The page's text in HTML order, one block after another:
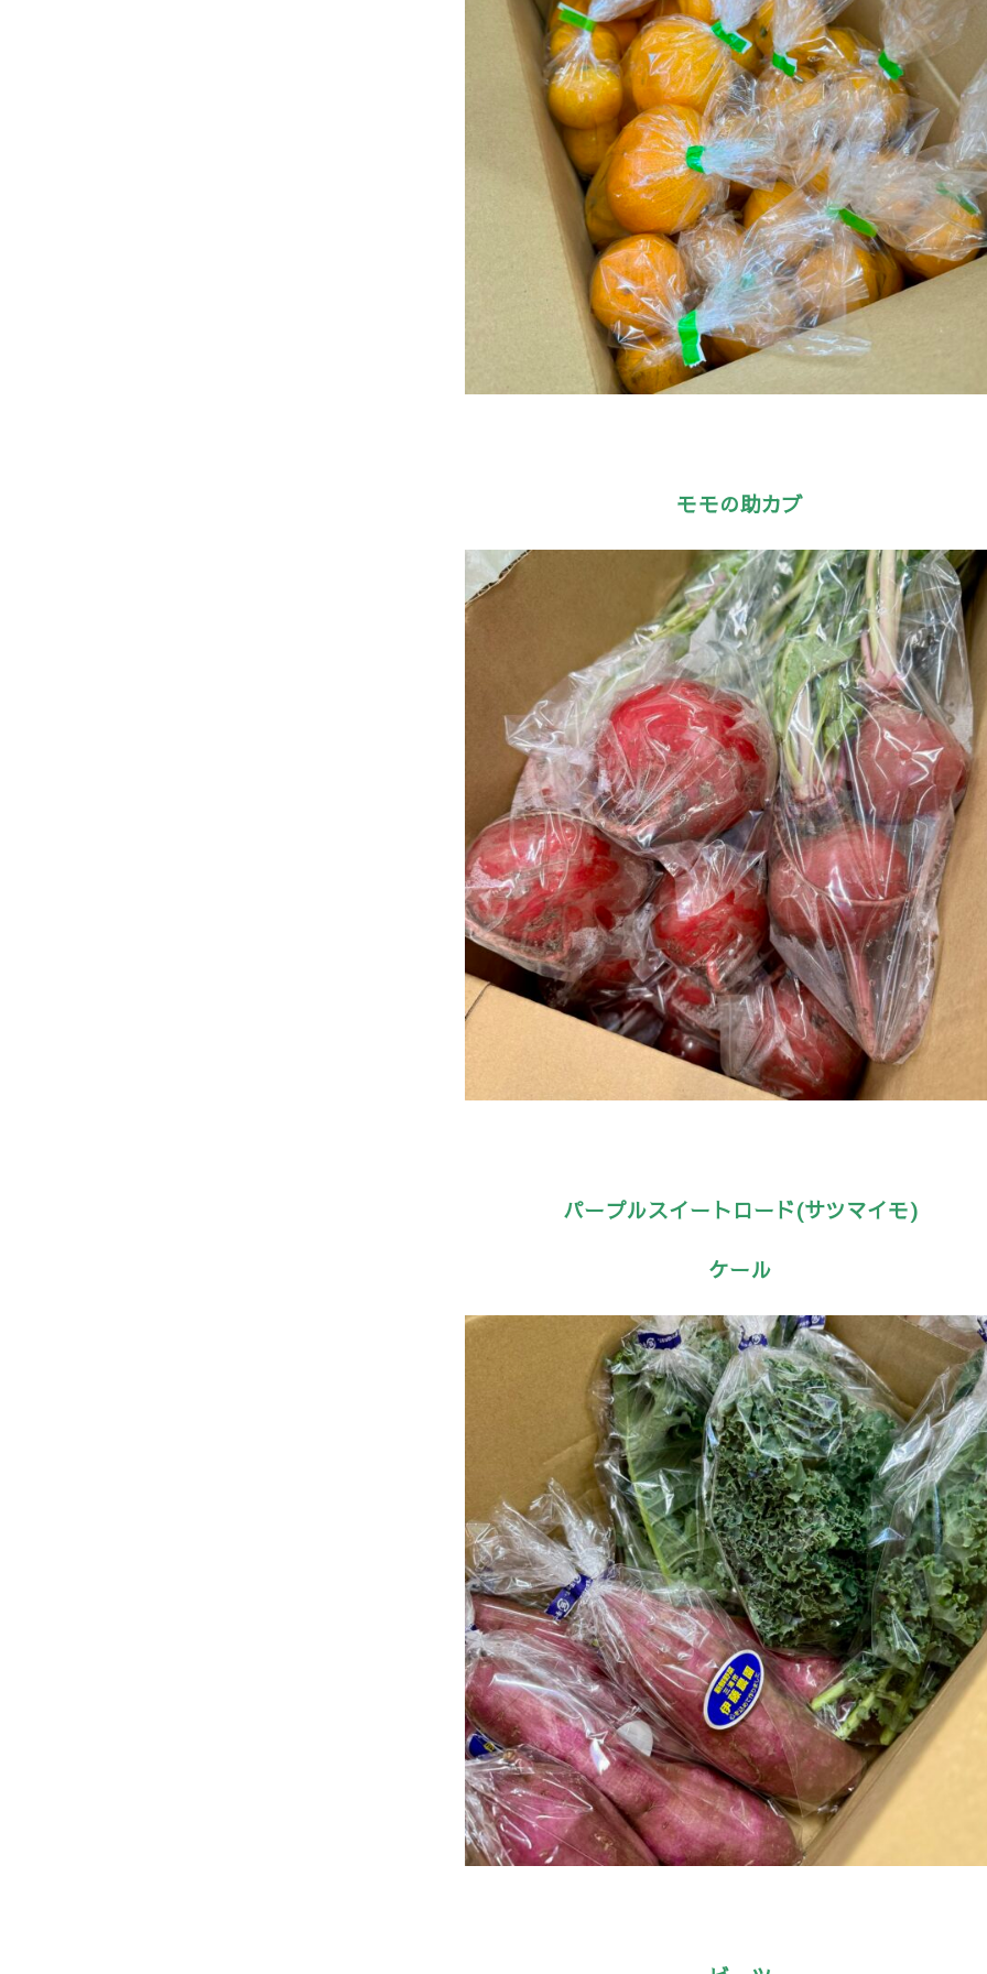
モモの助カブ
パープルスイートロード(サツマイモ)
ケール